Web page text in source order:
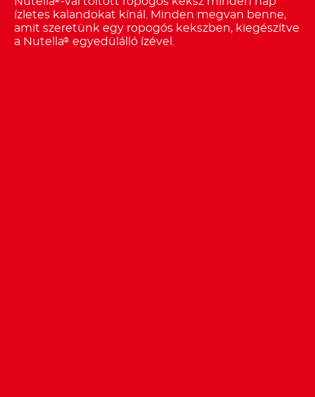
ízletes kalandokat kínál. Minden megvan benne,
amit szeretünk egy ropogós kekszben, kiegészítve
a Nutella® egyedülálló ízével.